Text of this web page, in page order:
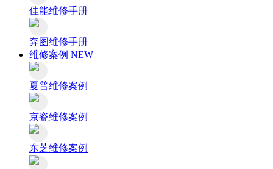
佳能维修手册
奔图维修手册
维修案例 NEW
夏普维修案例
京瓷维修案例
东芝维修案例